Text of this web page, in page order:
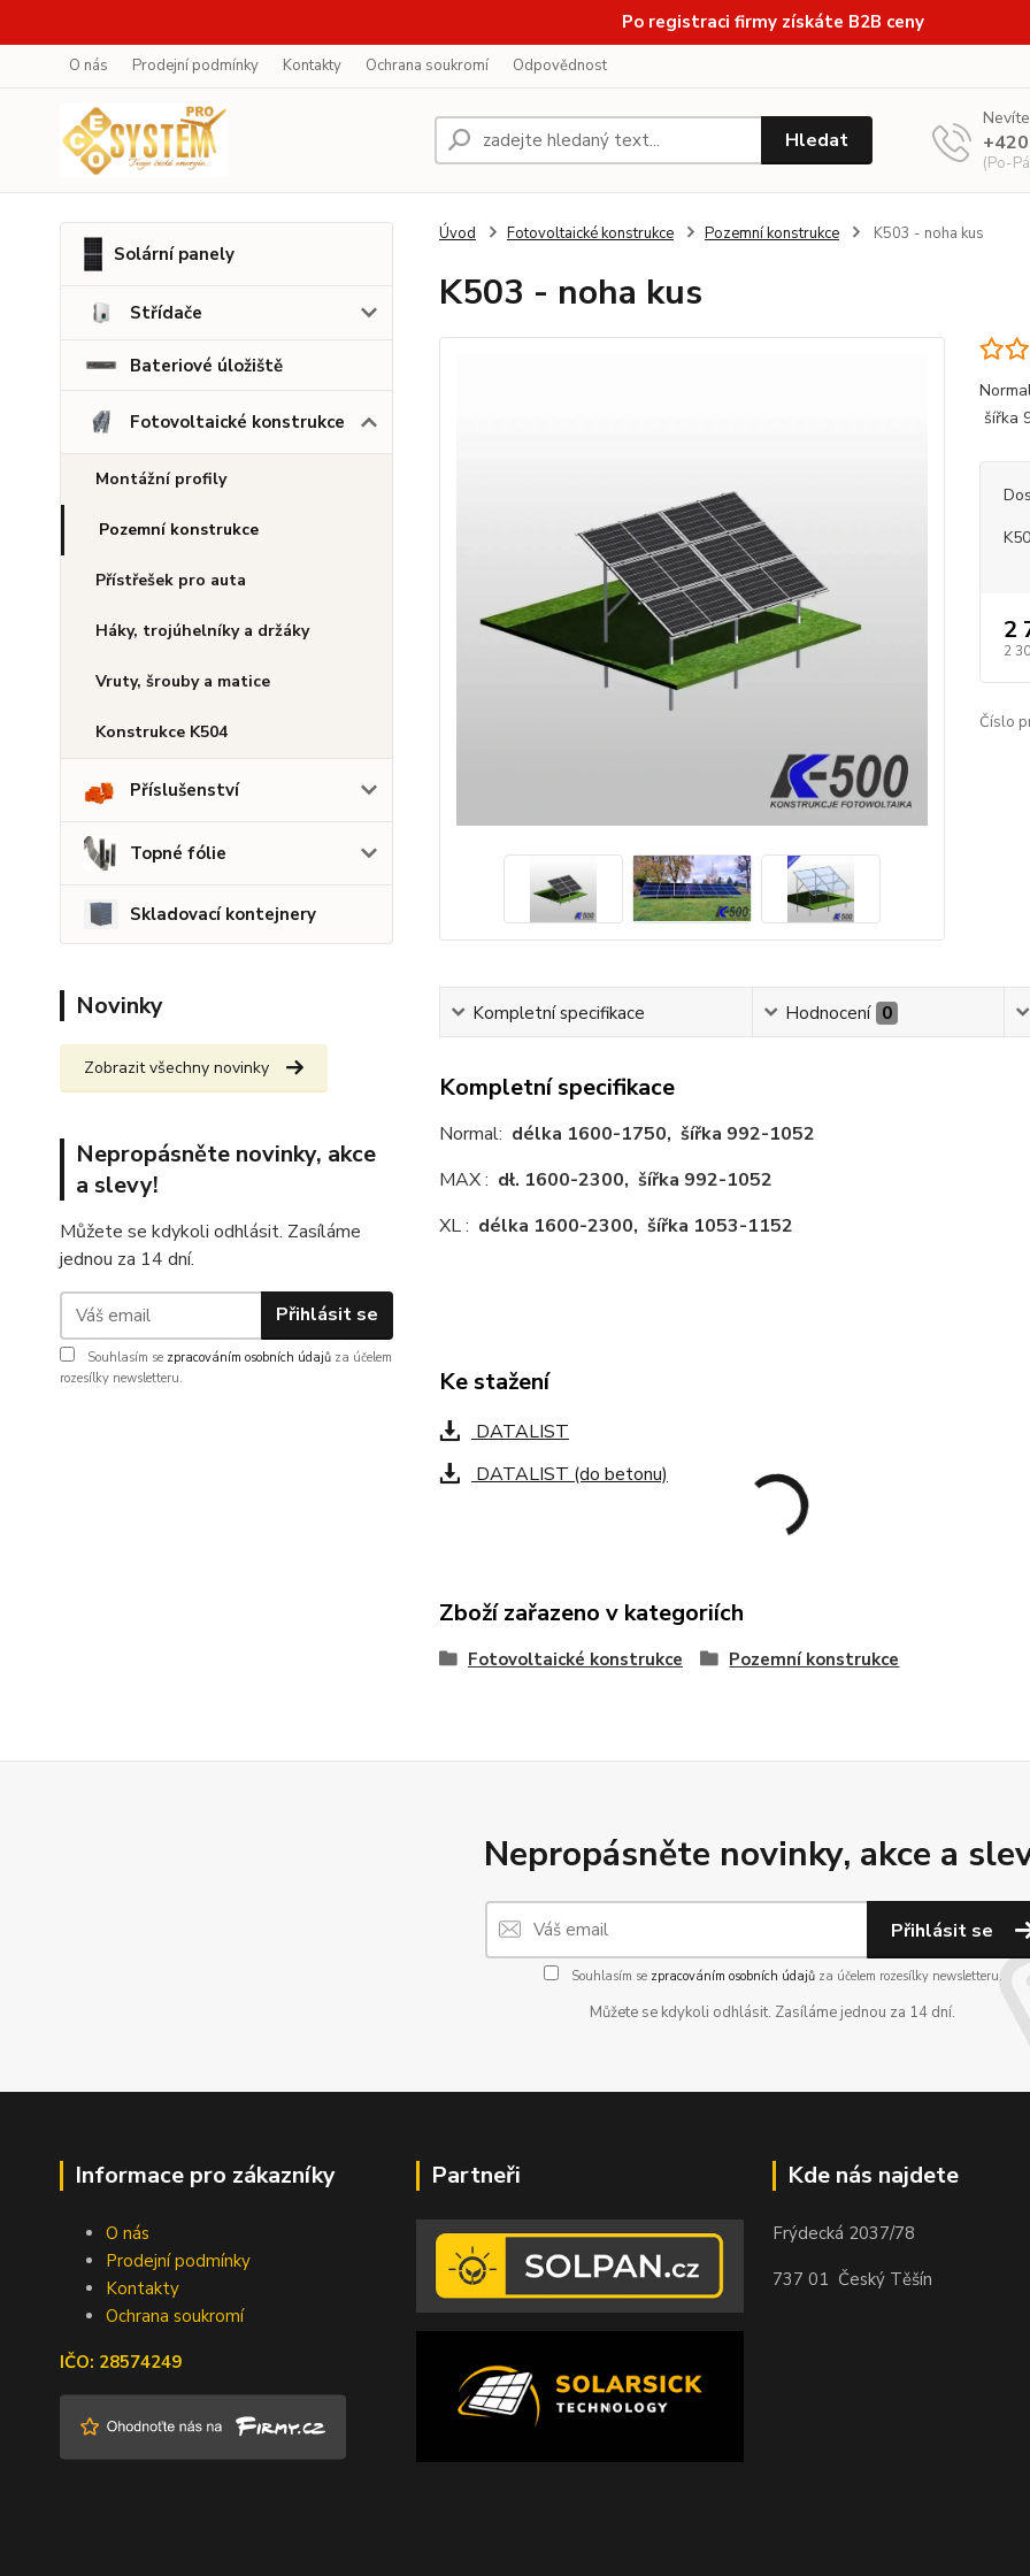
Po registraci firmy získáte B2B ceny
O nás Prodejní podmínky Kontakty Ochrana soukromí Odpovědnost
Hledat
(Po-
Solární panely
Střídače
Bateriové úložiště
Fotovoltaické konstrukce
Montážní profily
Pozemní konstrukce
Přístřešek pro auta
Háky, trojúhelníky a držáky
Vruty, šrouby a matice
Konstrukce K504
Příslušenství
Topné fólie
Skladovací kontejnery
Novinky
Zobrazit všechny novinky
Nepropásněte novinky, akce
a slevy!
Můžete se kdykoli odhlásit. Zasíláme
jednou za 14 dní.
Přihlásit se
Souhlasím se zpracováním osobních údajů za účelem
rozesílky newsletteru.
Úvod Fotovoltaické konstrukce Pozemní konstrukce K503 - noha kus
K503 - noha kus
šířka
2
2
Číslo
Kompletní specifikace Hodnocení 0
Kompletní specifikace
Normal: délka 1600-1750, šířka 992-1052
MAX : dł. 1600-2300, šířka 992-1052
XL : délka 1600-2300, šířka 1053-1152
Ke stažení
DATALIST
DATALIST (do betonu)
Zboží zařazeno v kategoriích
Fotovoltaické konstrukce Pozemní konstrukce
Nepropásněte novinky, akce a
Přihlásit se
Souhlasím se zpracováním osobních údajůza účelem rozesílky newsletteru.
Můžete se kdykoli odhlásit. Zasíláme jednou za 14 dní.
Informace pro zákazníky
O nás
Prodejní podmínky
Kontakty
Ochrana soukromí
IČO: 28574249
Partneři Kde nás najdete
Frýdecká 2037/78
737 01 Český Těšín